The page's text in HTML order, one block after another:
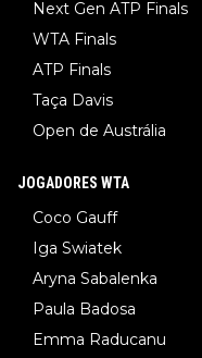
Next Gen ATP Finals
WTA Finals
ATP Finals
Taça Davis
Open de Austrália
JOGADORES WTA
Coco Gauff
Iga Swiatek
Aryna Sabalenka
Paula Badosa
Emma Raducanu